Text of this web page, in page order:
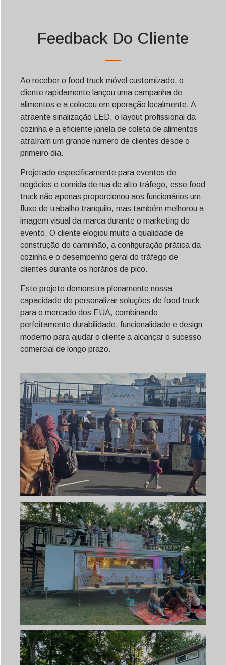
Feedback Do Cliente
Ao receber o food truck móvel customizado, o
cliente rapidamente lançou uma campanha de
alimentos e a colocou em operação localmente. A
atraente sinalização LED, o layout profissional da
cozinha e a eficiente janela de coleta de alimentos
atraíram um grande número de clientes desde o
primeiro dia.
Projetado especificamente para eventos de
negócios e comida de rua de alto tráfego, esse food
truck não apenas proporcionou aos funcionários um
fluxo de trabalho tranquilo, mas também melhorou a
imagem visual da marca durante o marketing do
evento. O cliente elogiou muito a qualidade de
construção do caminhão, a configuração prática da
cozinha e o desempenho geral do tráfego de
clientes durante os horários de pico.
Este projeto demonstra plenamente nossa
capacidade de personalizar soluções de food truck
para o mercado dos EUA, combinando
perfeitamente durabilidade, funcionalidade e design
moderno para ajudar o cliente a alcançar o sucesso
comercial de longo prazo.
Slovenščina
Latviešu valoda
Dansk
Hrvatski
Српски језик
Norsk nynorsk
Maori
Eesti
Български
Nederlands (België)
Norsk bokmål
Slovenčina
Svenska